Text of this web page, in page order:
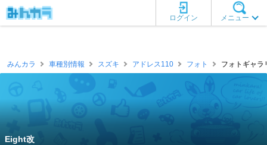
メニュー
ログイン
みんカラ 車種別情報 スズキ アドレス110 フォト フォトギャラ
Eight改